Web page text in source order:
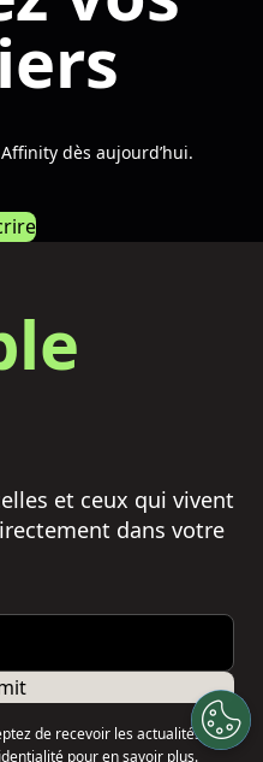
dès aujourd’hui.
et ceux qui vivent
dans votre
de recevoir les actualités
pour en savoir plus.